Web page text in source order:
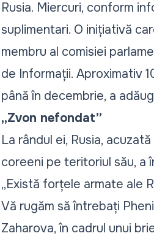
Rusia. Miercuri, conform
suplimentari. O inițiativă
membru al comisiei
de Informații. Aproximativ
până în decembrie, a
„Zvon nefondat”
La rândul ei, Rusia,
coreeni pe teritoriul său, a
„Există forțele armate ale
Vă rugăm să întrebați
Zaharova, în cadrul unui